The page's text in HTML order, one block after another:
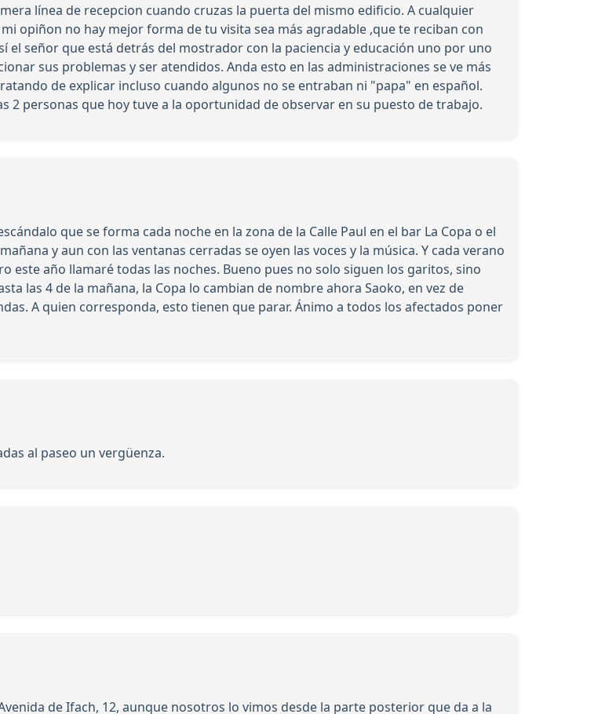
línea de recepcion cuando cruzas la puerta del mismo edificio. A cualquier
opiñon no hay mejor forma de tu visita sea más agradable ,que te reciban con
el señor que está detrás del mostrador con la paciencia y educación uno por uno
sus problemas y ser atendidos. Anda esto en las administraciones se ve más
de explicar incluso cuando algunos no se entraban ni "papa" en español.
2 personas que hoy tuve a la oportunidad de observar en su puesto de trabajo.
que se forma cada noche en la zona de la Calle Paul en el bar La Copa o el
y aun con las ventanas cerradas se oyen las voces y la música. Y cada verano
este año llamaré todas las noches. Bueno pues no solo siguen los garitos, sino
las 4 de la mañana, la Copa lo cambian de nombre ahora Saoko, en vez de
A quien corresponda, esto tienen que parar. Ánimo a todos los afectados poner
al paseo un vergüenza.
de Ifach, 12, aunque nosotros lo vimos desde la parte posterior que da a la